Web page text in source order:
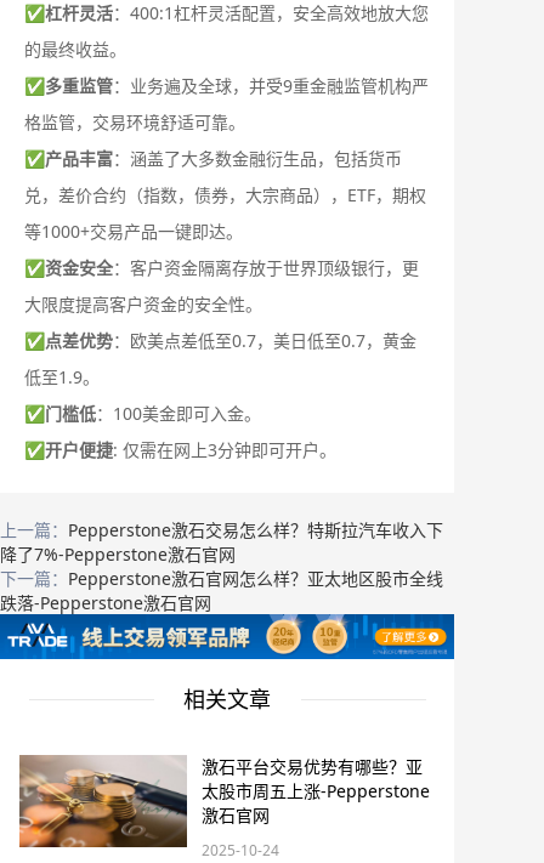
✅杠杆灵活：400:1杠杆灵活配置，安全高效地放大您
的最终收益。
✅多重监管：业务遍及全球，并受9重金融监管机构严
格监管，交易环境舒适可靠。
✅产品丰富：涵盖了大多数金融衍生品，包括货币
兑，差价合约（指数，债券，大宗商品），ETF，期权
等1000+交易产品一键即达。
✅资金安全：客户资金隔离存放于世界顶级银行，更
大限度提高客户资金的安全性。
✅点差优势：欧美点差低至0.7，美日低至0.7，黄金
低至1.9。
✅门槛低：100美金即可入金。
✅开户便捷: 仅需在网上3分钟即可开户。
上一篇： Pepperstone激石交易怎么样？特斯拉汽车收入下
降了7%-Pepperstone激石官网
下一篇： Pepperstone激石官网怎么样？亚太地区股市全线
跌落-Pepperstone激石官网
相关文章
激石平台交易优势有哪些？亚
太股市周五上涨-Pepperstone
激石官网
2025-10-24